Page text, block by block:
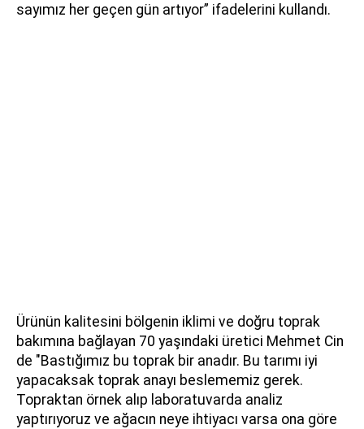
sayımız her geçen gün artıyor” ifadelerini kullandı.
Ürünün kalitesini bölgenin iklimi ve doğru toprak
bakımına bağlayan 70 yaşındaki üretici Mehmet Cin
de "Bastığımız bu toprak bir anadır. Bu tarımı iyi
yapacaksak toprak anayı beslememiz gerek.
Topraktan örnek alıp laboratuvarda analiz
yaptırıyoruz ve ağacın neye ihtiyacı varsa ona göre